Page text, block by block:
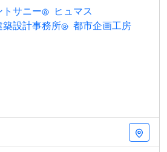
サニー
ヒュマス
築設計事務所
都市企画工房